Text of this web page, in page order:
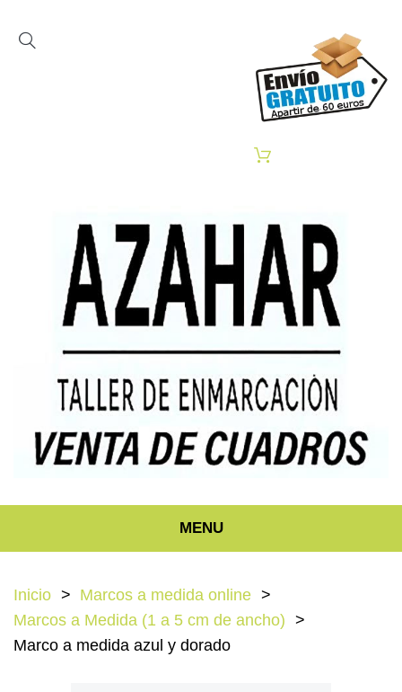
MENU
Inicio
Marcos a medida online
Marcos a Medida (1 a 5 cm de ancho)
Marco a medida azul y dorado